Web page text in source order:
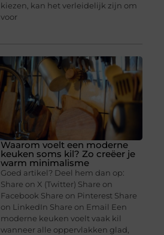
kiezen, kan het verleidelijk zijn om
voor
Waarom voelt een moderne
keuken soms kil? Zo creëer je
warm minimalisme
Goed artikel? Deel hem dan op:
Share on X (Twitter) Share on
Facebook Share on Pinterest Share
on LinkedIn Share on Email Een
moderne keuken voelt vaak kil
wanneer alle oppervlakken glad,